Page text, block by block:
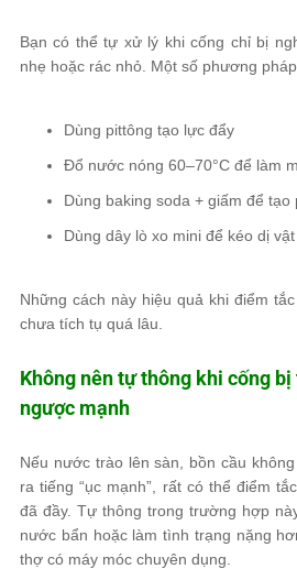
Bạn có thể tự xử lý khi cống chỉ bị
nhẹ hoặc rác nhỏ. Một số phương
Dùng pittông tạo lực đẩy
Đổ nước nóng 60–70°C để làm
Dùng baking soda + giấm để
Dùng dây lò xo mini để kéo dị
Những cách này hiệu quả khi điểm
chưa tích tụ quá lâu.
Không nên tự thông khi cống
ngược mạnh
Nếu nước trào lên sàn, bồn cầu
ra tiếng “ục mạnh”, rất có thể điểm
đã đầy. Tự thông trong trường hợp
nước bẩn hoặc làm tình trạng nặng
thợ có máy móc chuyên dụng.